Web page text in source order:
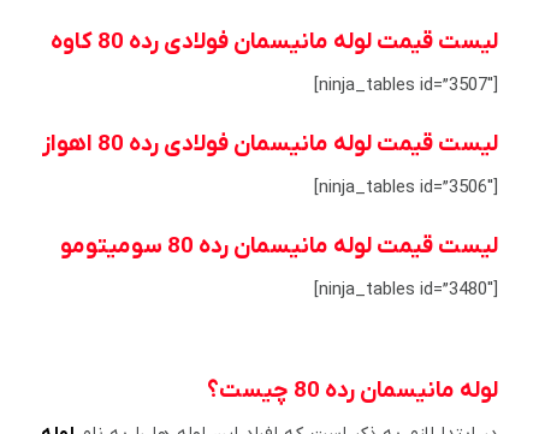
لیست قیمت لوله مانیسمان فولادی رده 80 کاوه
[ninja_tables id=”3507″]
لیست قیمت لوله مانیسمان فولادی رده 80 اهواز
[ninja_tables id=”3506″]
لیست قیمت لوله مانیسمان رده 80 سومیتومو
[ninja_tables id=”3480″]
لوله مانیسمان رده 80 چیست؟